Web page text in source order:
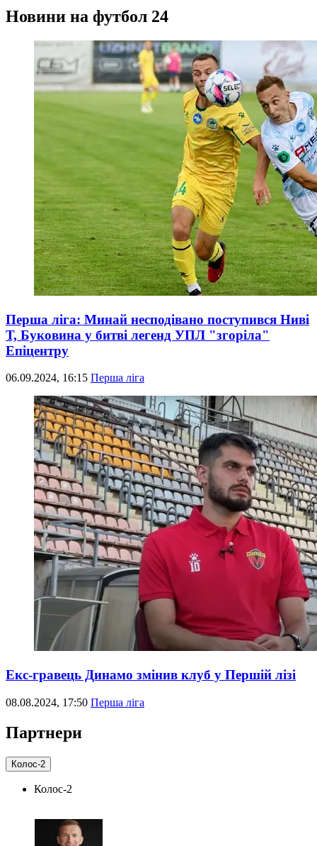
Новини на футбол 24
Перша ліга: Минай несподівано поступився Ниві
Т, Буковина у битві легенд УПЛ "згоріла"
Епіцентру
06.09.2024, 16:15 Перша ліга
Екс-гравець Динамо змінив клуб у Першій лізі
08.08.2024, 17:50 Перша ліга
Партнери
Колос-2
Колос-2